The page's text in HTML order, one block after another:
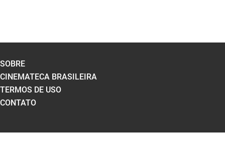
SOBRE
CINEMATECA BRASILEIRA
TERMOS DE USO
CONTATO